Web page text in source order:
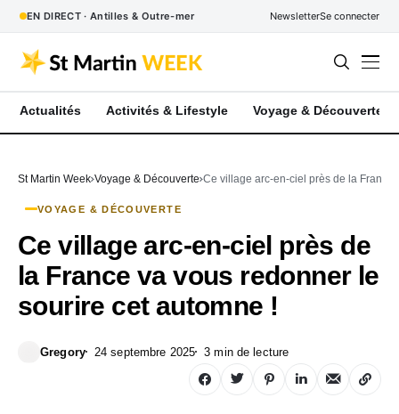
EN DIRECT · Antilles & Outre-mer NewsletterSe connecter
Actualités Activités & Lifestyle Voyage & Découverte
St Martin Week Voyage & Découverte Ce village arc-en-ciel près de la France
VOYAGE & DÉCOUVERTE
Ce village arc-en-ciel près de
la France va vous redonner le
sourire cet automne !
Gregory 24 septembre 2025 3 min de lecture